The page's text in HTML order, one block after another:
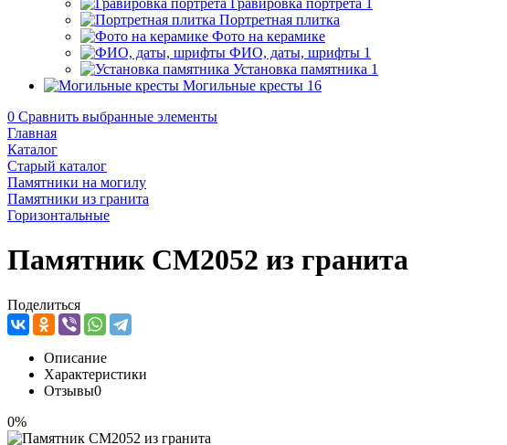
Гравировка портрета 1
Портретная плитка
Фото на керамике
ФИО, даты, шрифты 1
Установка памятника 1
Могильные кресты 16
0 Сравнить выбранные элементы
Главная
Каталог
Старый каталог
Памятники на могилу
Памятники из гранита
Горизонтальные
Памятник CM2052 из гранита
Поделиться
Описание
Характеристики
Отзывы0
0%